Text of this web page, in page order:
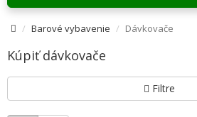
Barové vybavenie Dávkovače
Kúpiť dávkovače
Filtre